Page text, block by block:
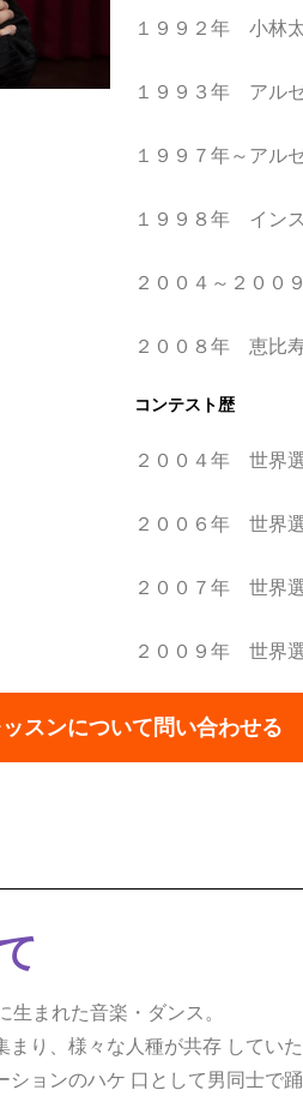
１９９２年 小林
１９９３年 アル
１９９７年～アル
１９９８年 イン
２００４～２００
２００８年 恵比
コンテスト歴
２００４年 世界
２００６年 世界
２００７年 世界
２００９年 世界
ッスンについて問い合わせる
まれた音楽・ダンス。
り、様々な人種が共存 していた
ョンのハケ 口として男同士で踊